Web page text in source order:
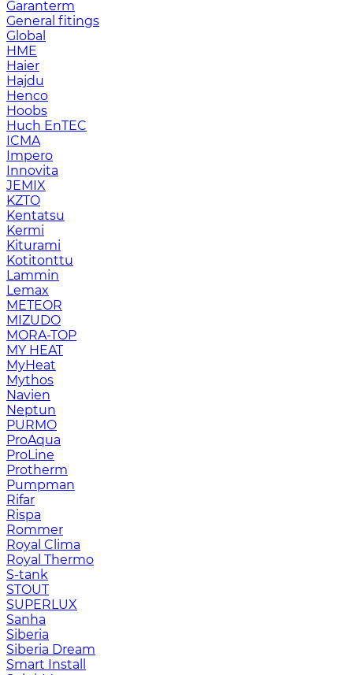
Garanterm
General fitings
Global
HME
Haier
Hajdu
Henco
Hoobs
Huch EnTEC
ICMA
Impero
Innovita
JEMIX
KZTO
Kentatsu
Kermi
Kiturami
Kotitonttu
Lammin
Lemax
METEOR
MIZUDO
MORA-TOP
MY HEAT
MyHeat
Mythos
Navien
Neptun
PURMO
ProAqua
ProLine
Protherm
Pumpman
Rifar
Rispa
Rommer
Royal Clima
Royal Thermo
S-tank
STOUT
SUPERLUX
Sanha
Siberia
Siberia Dream
Smart Install